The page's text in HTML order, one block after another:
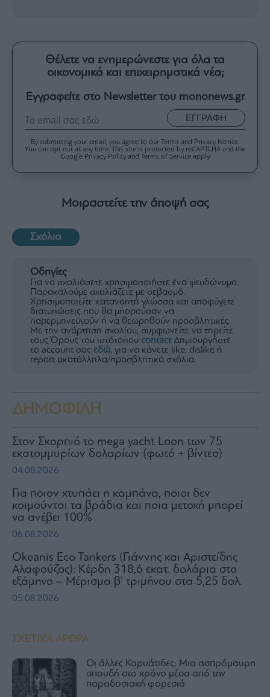
ΣΧΕΤΙΚΑ ΑΡΘΡΑ
Οι άλλες Καρυάτιδες: Μια ασπρόμαυρη
σπουδή στο χρόνο μέσα από την
παραδοσιακή φορεσιά
Θέλετε να ενημερώνεστε για όλα τα
οικονομικά και επιχειρηματικά νέα;
Εγγραφείτε στο Newsletter του mononews.gr
ΕΓΓΡΑΦΗ
By submitting your email, you agree to our Terms and Privacy Notice.
You can opt out at any time. This site is protected by reCAPTCHA and the
Google Privacy Policy and Terms of Service apply.
Μοιραστείτε την άποψή σας
Σχόλια
Οδηγίες
Για να σχολιάσετε χρησιμοποιήστε ένα ψευδώνυμο.
Παρακαλούμε σχολιάζετε με σεβασμό.
Χρησιμοποιείτε κατανοητή γλώσσα και αποφύγετε
διατυπώσεις που θα μπορούσαν να
παρερμηνευτούν ή να θεωρηθούν προσβλητικές.
Με την ανάρτηση σχολίου, συμφωνείτε να τηρείτε
τους Όρους του ιστότοπου contactΔημιουργήστε
το account σας εδώ, για να κάνετε like, dislike ή
report ακατάλληλα/προσβλητικά σχόλια.
ΔΗΜΟΦΙΛΗ
Στον Σκορπιό το mega yacht Loon των 75
εκατομμυρίων δολαρίων (φωτό + βίντεο)
04.08.2026
Για ποιον χτυπάει η καμπάνα, ποιοι δεν
κοιμούνται τα βράδια και ποια μετοχή μπορεί
να ανέβει 100%
06.08.2026
Okeanis Eco Tankers (Γιάννης και Αριστείδης
Αλαφούζος): Κέρδη 318,6 εκατ. δολάρια στο
εξάμηνο – Μέρισμα β’ τριμήνου στα 5,25 δολ.
05.08.2026